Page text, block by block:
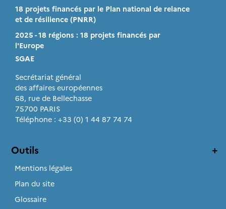
18 projets financés par le Plan national de relance
et de résilience (PNRR)
2025 - 18 régions : 18 projets financés par
l'Europe
SGAE
Secrétariat général
des affaires européennes
68, rue de Bellechasse
75700 PARIS
Téléphone : +33 (0) 1 44 87 74 74
Outils
Mentions légales
Plan du site
Glossaire